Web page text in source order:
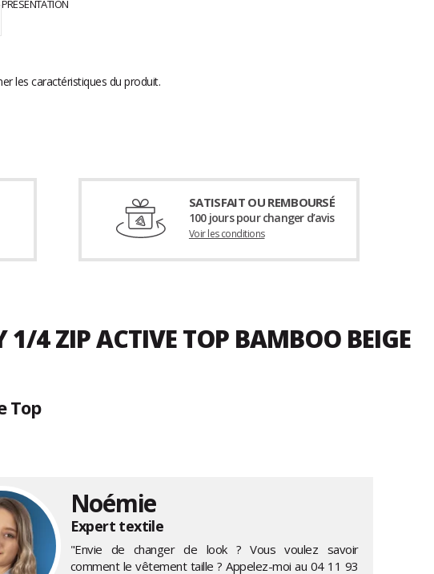
les caractéristiques du produit.
SATISFAIT OU REMBOURSÉ
100 jours pour changer d’avis
Voir les conditions
1/4 ZIP ACTIVE TOP BAMBOO BEIGE
Top
Noémie
Expert textile
"Envie de changer de look ? Vous voulez savoir
comment le vêtement taille ? Appelez-moi au 04 11 93